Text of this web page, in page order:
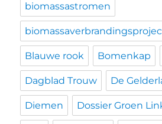
biomassastromen
Blauwe rook Bomenkap
Dagblad Trouw De
Diemen Dossier Groen